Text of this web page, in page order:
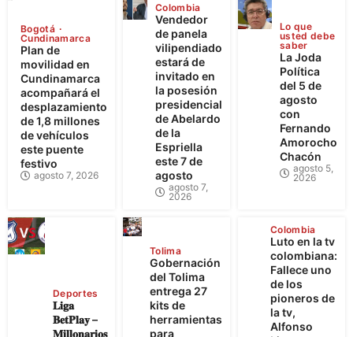
Bogotá
Cundinamarca
Plan de
movilidad en
Cundinamarca
acompañará el
desplazamiento
de 1,8 millones
de vehículos
este puente
festivo
agosto 7, 2026
Colombia
Vendedor
de panela
vilipendiado
estará de
invitado en
la posesión
presidencial
de Abelardo
de la
Espriella
este 7 de
agosto
agosto 7,
2026
Lo que
usted debe
saber
La Joda
Política
del 5 de
agosto
con
Fernando
Amorocho
Chacón
agosto 5,
2026
Deportes
𝐋𝐢𝐠𝐚
𝐁𝐞𝐭𝐏𝐥𝐚𝐲 –
𝐌𝐢𝐥𝐥𝐨𝐧𝐚𝐫𝐢𝐨𝐬
Tolima
Gobernación
del Tolima
entrega 27
kits de
herramientas
para
Colombia
Luto en la tv
colombiana:
Fallece uno
de los
pioneros de
la tv,
Alfonso